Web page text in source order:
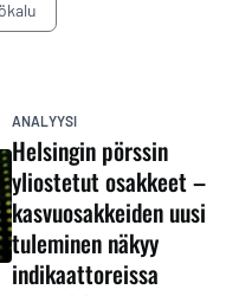
ANALYYSI
Helsingin pörssin
yliostetut osakkeet –
kasvuosakkeiden uusi
tuleminen näkyy
indikaattoreissa